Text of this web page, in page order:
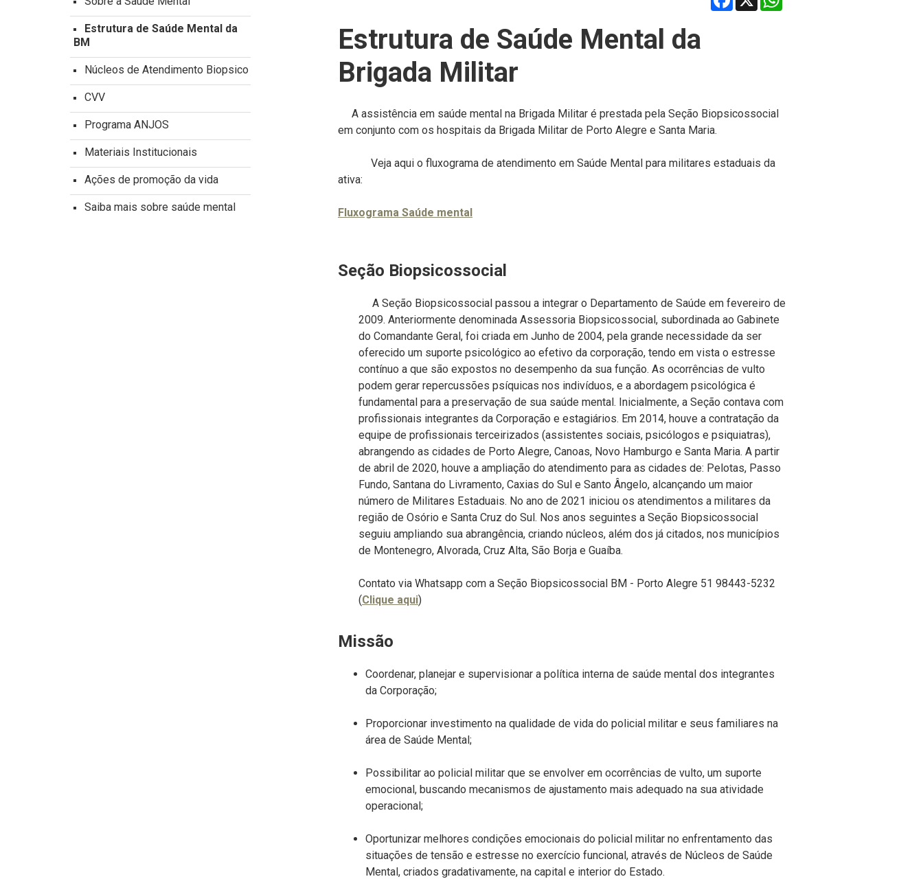
Estrutura de Saúde Mental da
Brigada Militar
A assistência em saúde mental na Brigada Militar é prestada pela Seção Biopsicossocial
em conjunto com os hospitais da Brigada Militar de Porto Alegre e Santa Maria.
Veja aqui o fluxograma de atendimento em Saúde Mental para militares estaduais da
ativa:
Fluxograma Saúde mental
Seção Biopsicossocial
A Seção Biopsicossocial passou a integrar o Departamento de Saúde em fevereiro de
2009. Anteriormente denominada Assessoria Biopsicossocial, subordinada ao Gabinete
do Comandante Geral, foi criada em Junho de 2004, pela grande necessidade da ser
oferecido um suporte psicológico ao efetivo da corporação, tendo em vista o estresse
contínuo a que são expostos no desempenho da sua função. As ocorrências de vulto
podem gerar repercussões psíquicas nos indivíduos, e a abordagem psicológica é
fundamental para a preservação de sua saúde mental. Inicialmente, a Seção contava com
profissionais integrantes da Corporação e estagiários. Em 2014, houve a contratação da
equipe de profissionais terceirizados (assistentes sociais, psicólogos e psiquiatras),
abrangendo as cidades de Porto Alegre, Canoas, Novo Hamburgo e Santa Maria. A partir
de abril de 2020, houve a ampliação do atendimento para as cidades de: Pelotas, Passo
Fundo, Santana do Livramento, Caxias do Sul e Santo Ângelo, alcançando um maior
número de Militares Estaduais. No ano de 2021 iniciou os atendimentos a militares da
região de Osório e Santa Cruz do Sul. Nos anos seguintes a Seção Biopsicossocial
seguiu ampliando sua abrangência, criando núcleos, além dos já citados, nos municípios
de Montenegro, Alvorada, Cruz Alta, São Borja e Guaíba.
Contato via Whatsapp com a Seção Biopsicossocial BM - Porto Alegre 51 98443-5232
(Clique aqui)
Missão
Coordenar, planejar e supervisionar a política interna de saúde mental dos integrantes
da Corporação;
Proporcionar investimento na qualidade de vida do policial militar e seus familiares na
área de Saúde Mental;
Possibilitar ao policial militar que se envolver em ocorrências de vulto, um suporte
emocional, buscando mecanismos de ajustamento mais adequado na sua atividade
operacional;
Oportunizar melhores condições emocionais do policial militar no enfrentamento das
situações de tensão e estresse no exercício funcional, através de Núcleos de Saúde
Mental, criados gradativamente, na capital e interior do Estado.
Estrutura de Saúde Mental da
BM
Núcleos de Atendimento Biopsico
CVV
Programa ANJOS
Materiais Institucionais
Ações de promoção da vida
Saiba mais sobre saúde mental